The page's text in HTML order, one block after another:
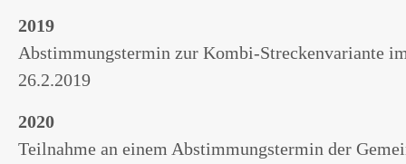
2019
Abstimmungstermin zur Kombi-Streckenvariante
26.2.2019
2020
Teilnahme an einem Abstimmungstermin der